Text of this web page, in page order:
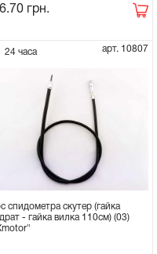
грн.
24 часа арт. 10807
спидометра скутер (гайка
- гайка вилка 110см) (03)